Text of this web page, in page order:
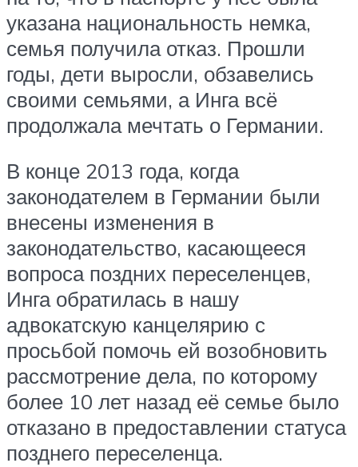
указана национальность немка,
семья получила отказ. Прошли
годы, дети выросли, обзавелись
своими семьями, а Инга всё
продолжала мечтать о Германии.
В конце 2013 года, когда
законодателем в Германии были
внесены изменения в
законодательство, касающееся
вопроса поздних переселенцев,
Инга обратилась в нашу
адвокатскую канцелярию с
просьбой помочь ей возобновить
рассмотрение дела, по которому
более 10 лет назад её семье было
отказано в предоставлении статуса
позднего переселенца.